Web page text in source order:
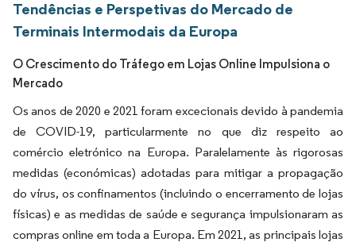
Tendências e Perspetivas do Mercado de
Terminais Intermodais da Europa
O Crescimento do Tráfego em Lojas Online Impulsiona o
Mercado
Os anos de 2020 e 2021 foram excecionais devido à pandemia
de COVID-19, particularmente no que diz respeito ao
comércio eletrónico na Europa. Paralelamente às rigorosas
medidas (económicas) adotadas para mitigar a propagação
do vírus, os confinamentos (incluindo o encerramento de lojas
físicas) e as medidas de saúde e segurança impulsionaram as
compras online em toda a Europa. Em 2021, as principais lojas